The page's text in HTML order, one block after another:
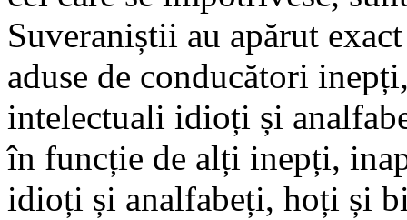
Suveraniștii au apărut
aduse de conducători
intelectuali idioți și
în funcție de alți inepți,
idioți și analfabeți, hoți și